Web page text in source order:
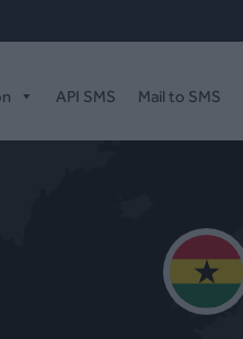
API SMS Mail to SMS